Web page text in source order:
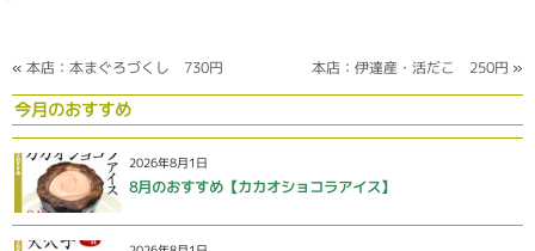
« 本店：本まぐろづくし 730円 本店：伊達産・活だこ 250円 »
今月のおすすめ
2026年8月1日
8月のおすすめ【カカオショコラアイス】